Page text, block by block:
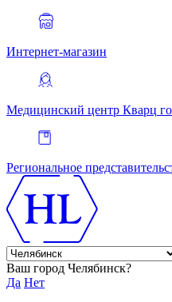
Интернет-магазин
Медицинский центр Кварц
Региональное
Ваш город Челябинск?
Да Нет